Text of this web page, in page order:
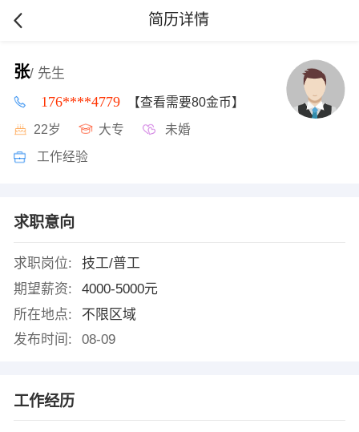
简历详情
张/ 先生
176****4779 【查看需要80金币】
22岁 大专 未婚
工作经验
求职意向
求职岗位:
技工/普工
期望薪资:
4000-5000元
所在地点:
不限区域
发布时间:
08-09
工作经历